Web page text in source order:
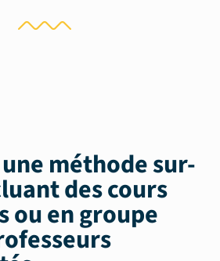
méthode sur-
descours
ou en groupe